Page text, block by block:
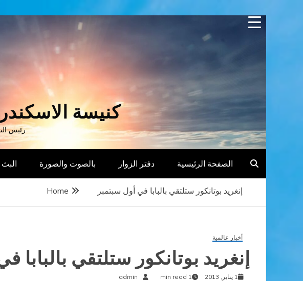
Skip
كنيسة
رئيس
الصفحة الرئيسية دفتر الزوار بالصوت والصورة البث
Home إنغريد بوتانكور ستلتقي بالبابا في أول سبتمبر
أخبار عالمية
إنغريد بوتانكور ستلتقي بالبابا
1 يناير, 2013 1 min read
admin